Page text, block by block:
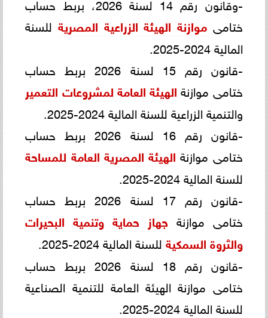
ختامىموازنة الهيئة الزراعية المصريةللسنة
المالية 2024-2025.
-قانون رقم 15 لسنة 2026 بربط حساب
ختامى موازنة الهيئة العامة لمشروعات التعمير
والتنمية الزراعية للسنة المالية 2024-2025.
-قانون رقم 16 لسنة 2026 بربط حساب
ختامى موازنة الهيئة المصرية العامة للمساحة
للسنة المالية 2024-2025.
-قانون رقم 17 لسنة 2026 بربط حساب
ختامى موازنة جهاز حماية وتنمية البحيرات
والثروة السمكية للسنة المالية 2024-2025.
-قانون رقم 18 لسنة 2026 بربط حساب
ختامى موازنة الهيئة العامة للتنمية الصناعية
للسنة المالية 2024-2025.